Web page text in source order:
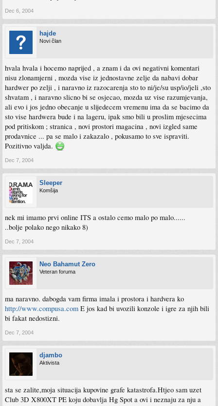
Dec 6, 2004
hajde
Novi član
hvala hvala i hocemo naprijed , a znam i da ovi negativni komentari
nisu zlonamjerni , mozda vise iz jednostavne zelje da nabavi dobar
hardwer po zelji , i naravno iz razocarenja sto to ni/je/su usp/io/jeli ,sto
shvatam , i naravno slicno bi se osjecao, mozda uz vise razumjevanja,
ali evo i jos jedno obecanje u slijedecem vremenu ima da se bacimo da
sto vise hardwera bude i na lageru, ipak smo bili u proslim mjesecima
pod pritiskom ; stranica , novi prostori magacina , novi izgled same
prodavnice ... pa se malo i zakazalo , pokusamo to sve ispraviti.
Pozitivno valjda.
Dec 7, 2004
Sleeper
Komšija
nek mi imamo prvi online ITS a ostalo cemo malo po malo......
..bolje polako nego nikako 8)
Dec 7, 2004
Neo Bahamut Zero
Veteran foruma
ma naravno. dabogda vam firma imala i prostora i hardvera ko
http://www.compusa.com E jos kad bi uvozili konzole i igre za njih bili
bi fakat nedostizni.
Dec 7, 2004
djambo
Aktivista
sta se zalite,moja situacija kupovine grafe katastrofa.Htjeo sam uzet
Club 3D X800XT PE koju dobavlja Hg Spot a ovi i neznaju za nju a